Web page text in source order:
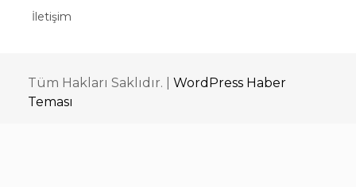
İletişim
Tüm Hakları Saklıdır. | WordPress Haber
Teması